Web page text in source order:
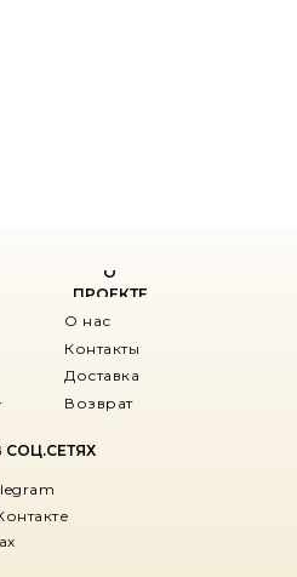
Доставка
О нас
Контакты
Возврат
О
ПРОЕКТЕ
СОЦ.СЕТЯХ